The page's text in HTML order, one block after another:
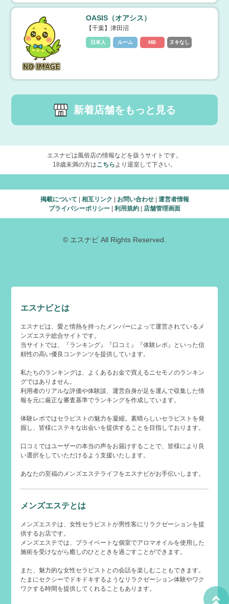
OASIS（オアシス）
【千葉】津田沼
日本人 ルーム MB ヌキなし
新着店舗をもっと見る
エスナビは風俗店の情報などを扱うサイトです。
18歳未満の方はこちら より退室して下さい。
掲載について | 相互リンク | お問い合わせ| 運営者情報
プライバシーポリシー | 利用規約 | 店舗管理画面
© エスナビ All Rights Reserved.
エスナビとは
エスナビは、愛と情熱を持ったメンバーによって運営されているメ
ンズエステ総合サイトです。
当サイトでは、『ランキング』『口コミ』『体験レポ』といった信
頼性の高い優良コンテンツを提供しています。
私たちのランキングは、よくあるお金で買えるニセモノのランキン
グではありません。
利用者のリアルな評価や体験談、運営自身が足を運んで収集した情
報を元に厳正な審査基準でランキングを作成しています。
体験レポではセラピストの魅力を凝縮。素晴らしいセラピストを発
掘し、皆様にステキな出会いを提供することを目指しております。
口コミではユーザーの本当の声をお届けすることで、皆様により良
い選択をしていただけるよう支援いたします。
あなたの至福のメンズエステライフをエスナビがお手伝いします。
メンズエステとは
メンズエステは、女性セラピストが男性客にリラクゼーションを提
供するお店です。
メンズエステでは、プライベートな個室でアロマオイルを使用した
施術を受けながら癒しのひとときを過ごすことができます。
また、魅力的な女性セラピストとの会話を楽しむこともできます。
たまにセクシーでドキドキするようなリラクゼーション体験やワク
ワクする時間を提供してくれることもあります。